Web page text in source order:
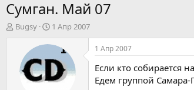
Сумган. Май 07
А
Bugsy
Д
т
а
н
а
1 Апр 2007
1 Апр 2007
Если кто собирается
Едем группой Самара-